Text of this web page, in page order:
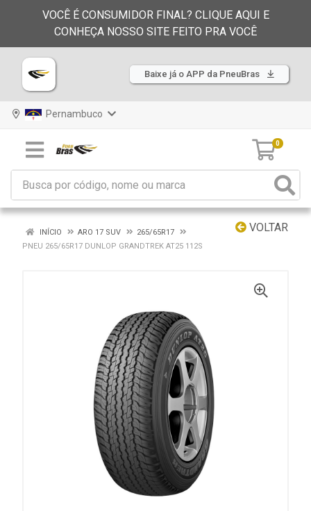
VOCÊ É CONSUMIDOR FINAL? CLIQUE AQUI E
CONHEÇA NOSSO SITE FEITO PRA VOCÊ
Baixe já o APP da PneuBras
Pernambuco
0
VOLTAR
INÍCIO ARO 17 SUV
265/65R17
PNEU 265/65R17 DUNLOP GRANDTREK AT25 112S